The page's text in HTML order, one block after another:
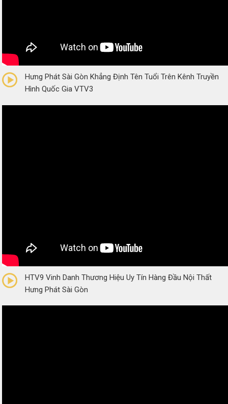
(0 Reviews)
Hưng Phát Sài Gòn Khẳng Định Tên Tuổi Trên Kênh Truyền
Hình Quốc Gia VTV3
(0 Reviews)
HTV9 Vinh Danh Thương Hiệu Uy Tín Hàng Đầu Nội Thất
Hưng Phát Sài Gòn